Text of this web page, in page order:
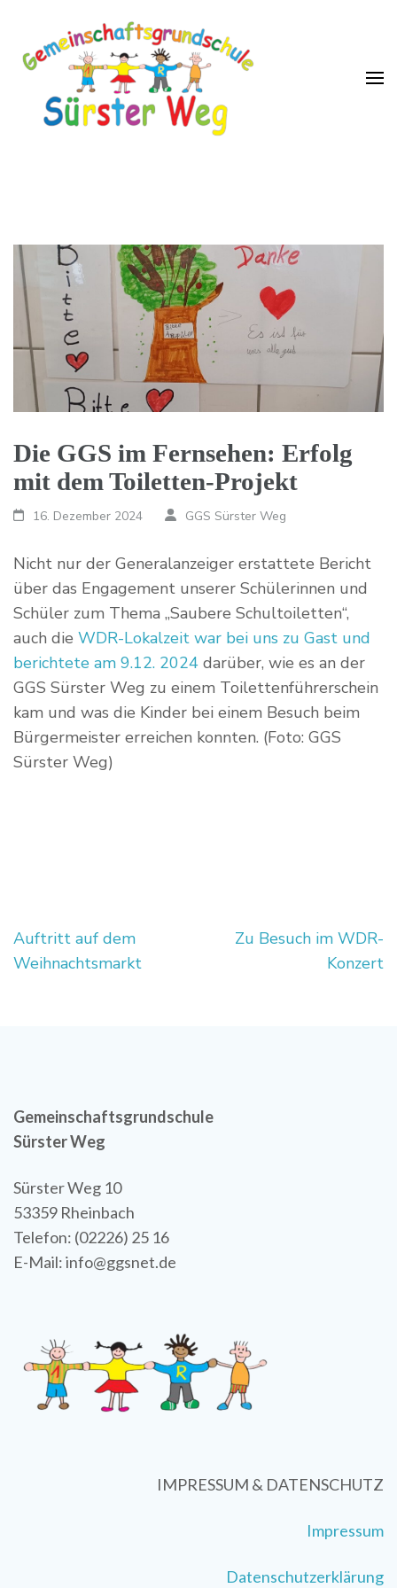
Die GGS im Fernsehen: Erfolg
mit dem Toiletten-Projekt
16. Dezember 2024 GGS Sürster Weg
Nicht nur der Generalanzeiger erstattete Bericht
über das Engagement unserer Schülerinnen und
Schüler zum Thema „Saubere Schultoiletten“,
auch die WDR-Lokalzeit war bei uns zu Gast und
berichtete am 9.12. 2024 darüber, wie es an der
GGS Sürster Weg zu einem Toilettenführerschein
kam und was die Kinder bei einem Besuch beim
Bürgermeister erreichen konnten. (Foto: GGS
Sürster Weg)
Beitragsnavigation
Auftritt auf dem
Weihnachtsmarkt
Zu Besuch im WDR-
Konzert
Gemeinschaftsgrundschule
Sürster Weg
Sürster Weg 10
53359 Rheinbach
Telefon: (02226) 25 16
E-Mail: info@ggsnet.de
IMPRESSUM & DATENSCHUTZ
Impressum
Datenschutzerklärung